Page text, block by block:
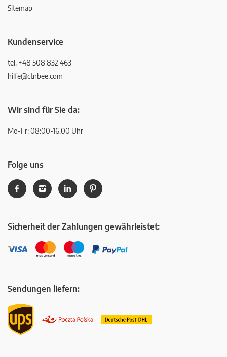
Sitemap
Kundenservice
tel. +48 508 832 463
hilfe@ctnbee.com
Wir sind für Sie da:
Mo-Fr: 08:00-16.00 Uhr
Folge uns
Sicherheit der Zahlungen gewährleistet:
Sendungen liefern: